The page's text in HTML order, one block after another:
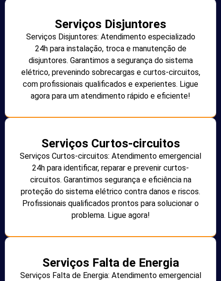
Serviços Disjuntores
Serviços Disjuntores: Atendimento especializado
24h para instalação, troca e manutenção de
disjuntores. Garantimos a segurança do sistema
elétrico, prevenindo sobrecargas e curtos-circuitos,
com profissionais qualificados e experientes. Ligue
agora para um atendimento rápido e eficiente!
Serviços Curtos-circuitos
Serviços Curtos-circuitos: Atendimento emergencial
24h para identificar, reparar e prevenir curtos-
circuitos. Garantimos segurança e eficiência na
proteção do sistema elétrico contra danos e riscos.
Profissionais qualificados prontos para solucionar o
problema. Ligue agora!
Serviços Falta de Energia
Serviços Falta de Energia: Atendimento emergencial